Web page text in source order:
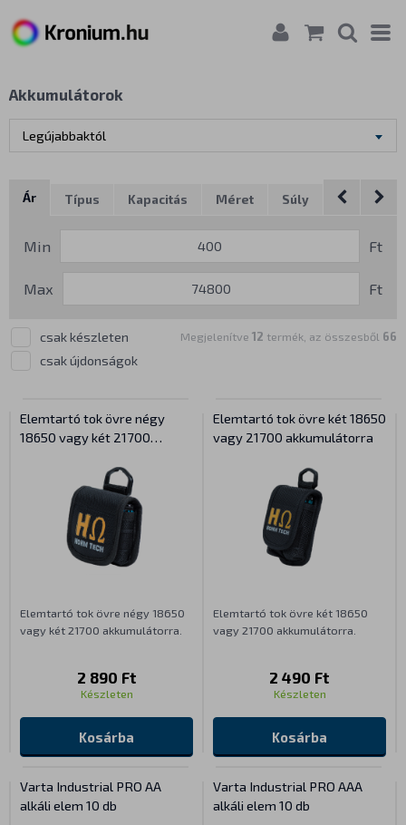
Akkumulátorok
Legújabbaktól
Ár Típus Kapacitás Méret Súly Márka
Min Ft
Max Ft
Megjelenítve 12 termék, az összesből 66
csak készleten
csak újdonságok
Elemtartó tok övre négy
18650 vagy két 21700
Elemtartó tok övre négy 18650
vagy két 21700 akkumulátorra.
2 890 Ft
Készleten
Kosárba
Elemtartó tok övre két 18650
vagy 21700 akkumulátorra
Elemtartó tok övre két 18650
vagy 21700 akkumulátorra.
2 490 Ft
Készleten
Kosárba
Varta Industrial PRO AA
alkáli elem 10 db
Varta Industrial PRO AAA
alkáli elem 10 db